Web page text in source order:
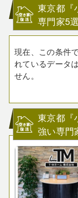
東京都『
専門家5選
現在、この条件
れているデータ
せん。
東京都『
強い専門